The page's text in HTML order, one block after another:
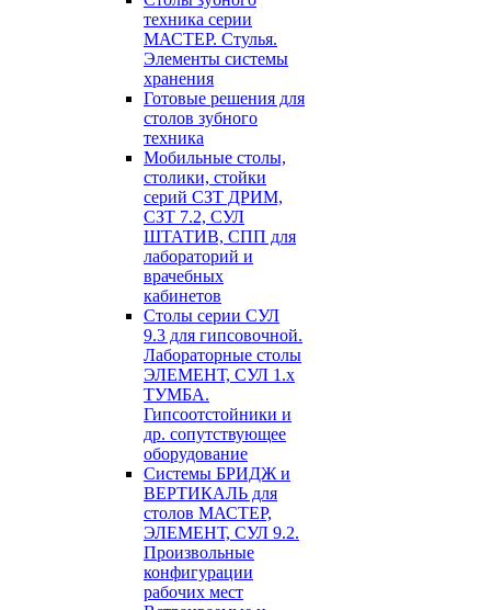
техника серии
МАСТЕР. Стулья.
Элементы системы
хранения
Готовые решения для
столов зубного
техника
Мобильные столы,
столики, стойки
серий СЗТ ДРИМ,
СЗТ 7.2, СУЛ
ШТАТИВ, СПП для
лабораторий и
врачебных
кабинетов
Столы серии СУЛ
9.3 для гипсовочной.
Лабораторные столы
ЭЛЕМЕНТ, СУЛ 1.х
ТУМБА.
Гипсоотстойники и
др. сопутствующее
оборудование
Системы БРИДЖ и
ВЕРТИКАЛЬ для
столов МАСТЕР,
ЭЛЕМЕНТ, СУЛ 9.2.
Произвольные
конфигурации
рабочих мест